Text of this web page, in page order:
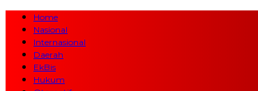
Home
Nasional
Internasional
Daerah
EkBis
Hukum